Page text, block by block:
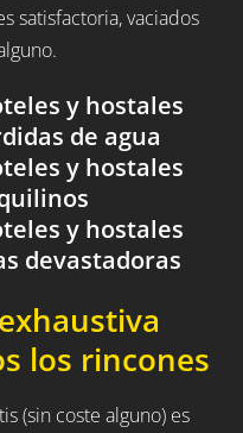
satisfactoria, vaciados
y hostales
de agua
y hostales
y hostales
devastadoras
los rincones
(sin coste alguno) es